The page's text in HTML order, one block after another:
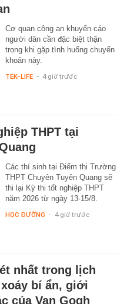
Cơ quan công an khuyến cáo
người dân cần đặc biệt thận
trọng khi gặp tình huống chuyển
khoản này.
TEK-LIFE - 4 giờ trước
THPT tại
Các thí sinh tại Điểm thi Trường
THPT Chuyên Tuyên Quang sẽ
thi lại Kỳ thi tốt nghiệp THPT
năm 2026 từ ngày 13-15/8.
HỌC ĐƯỜNG - 4 giờ trước
nhất trong lịch
bí ẩn, giới
của Van Gogh